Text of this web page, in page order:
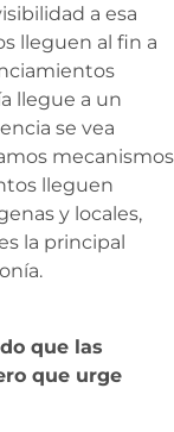
a esa
lleguen al fin a
llegue a un
se vea
mecanismos
lleguen
y locales,
la principal
que las
que urge